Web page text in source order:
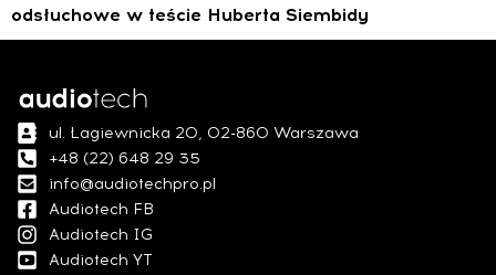
odsłuchowe w teście Huberta Siembidy
ul. Łagiewnicka 20, 02-860 Warszawa
+48 (22) 648 29 35
info@audiotechpro.pl
Audiotech FB
Audiotech IG
Audiotech YT